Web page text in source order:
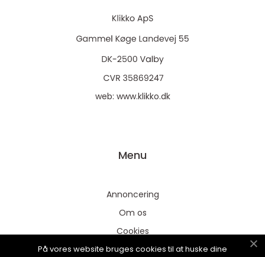
web: www.klikko.dk
Menu
Annoncering
Om os
Cookies
Kontakt os
På vores website bruges cookies til at huske dine